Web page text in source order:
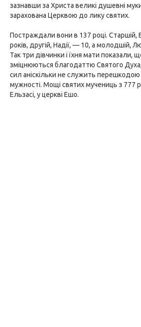
зазнавши за Христа великі душевні
зарахована Церквою до лику святих.
Постраждали вони в 137 році. Старшій,
років, другій, Надії, — 10, а молодшій,
Так три дівчинки і їхня мати
зміцнюються благодаттю Святого
сил аніскільки не служить перешкодою
мужності. Мощі святих мучениць з 777
Ельзасі, у церкві Ешо.